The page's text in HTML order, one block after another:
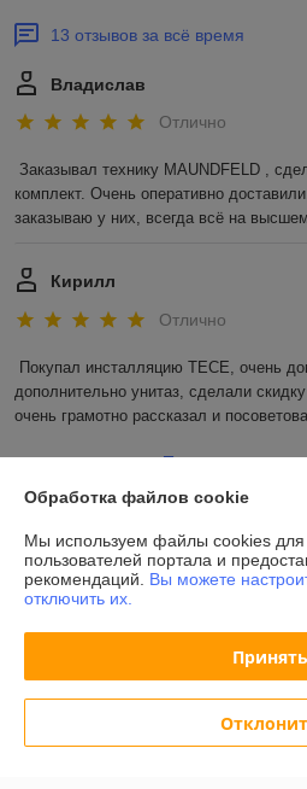
13 отзывов за всё время
Владислав
Отлично
Заказывал технику MAUNDFELD ,
комплект. Очень оперативно
заказываю у них, всегда всё на
Кирилл
Отлично
Покупал инсталляцию TECE, очень
дополнительно унитаз, сделали
очень грамотно рассказал и
Показать все
О нас
Контакты
Обработка файлов cookie
Мы используем файлы cookies для
пользователей портала и
рекомендаций. Вы можете
отключить их.
Принять